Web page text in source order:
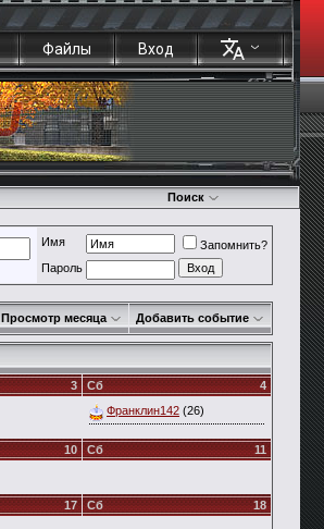
Файлы Вход
Поиск
Имя
Запомнить?
Пароль
Просмотр месяца Добавить событие
3 4
Сб
Франклин142 (26)
10 11
Сб
17 18
Сб